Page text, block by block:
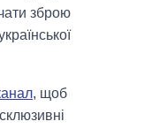
зброю
, щоб